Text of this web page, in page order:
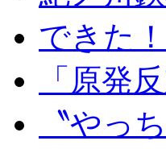
できた
「原発
〝やっ